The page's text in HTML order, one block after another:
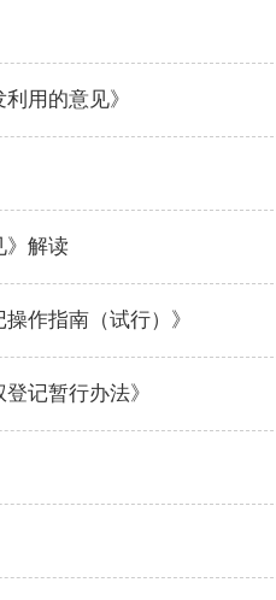
用的意见》
》解读
作指南（试行）》
记暂行办法》